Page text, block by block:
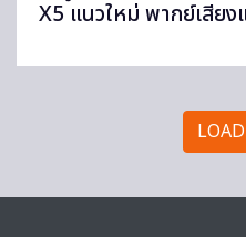
X5 แนวใหม่ พากย์เสีย